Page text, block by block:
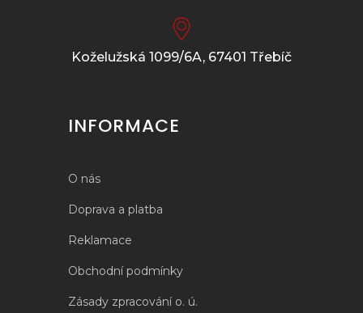
Koželužská 1099/6A, 67401 Třebíč
INFORMACE
O nás
Doprava a platba
Reklamace
Obchodní podmínky
Zásady zpracování o. ú.